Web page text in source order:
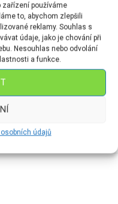
zařízení používáme
to, abychom zlepšili
reklamy. Souhlas s
údaje, jako je chování při
Nesouhlas nebo odvolání
a funkce.
údajů
s ocáskem mat